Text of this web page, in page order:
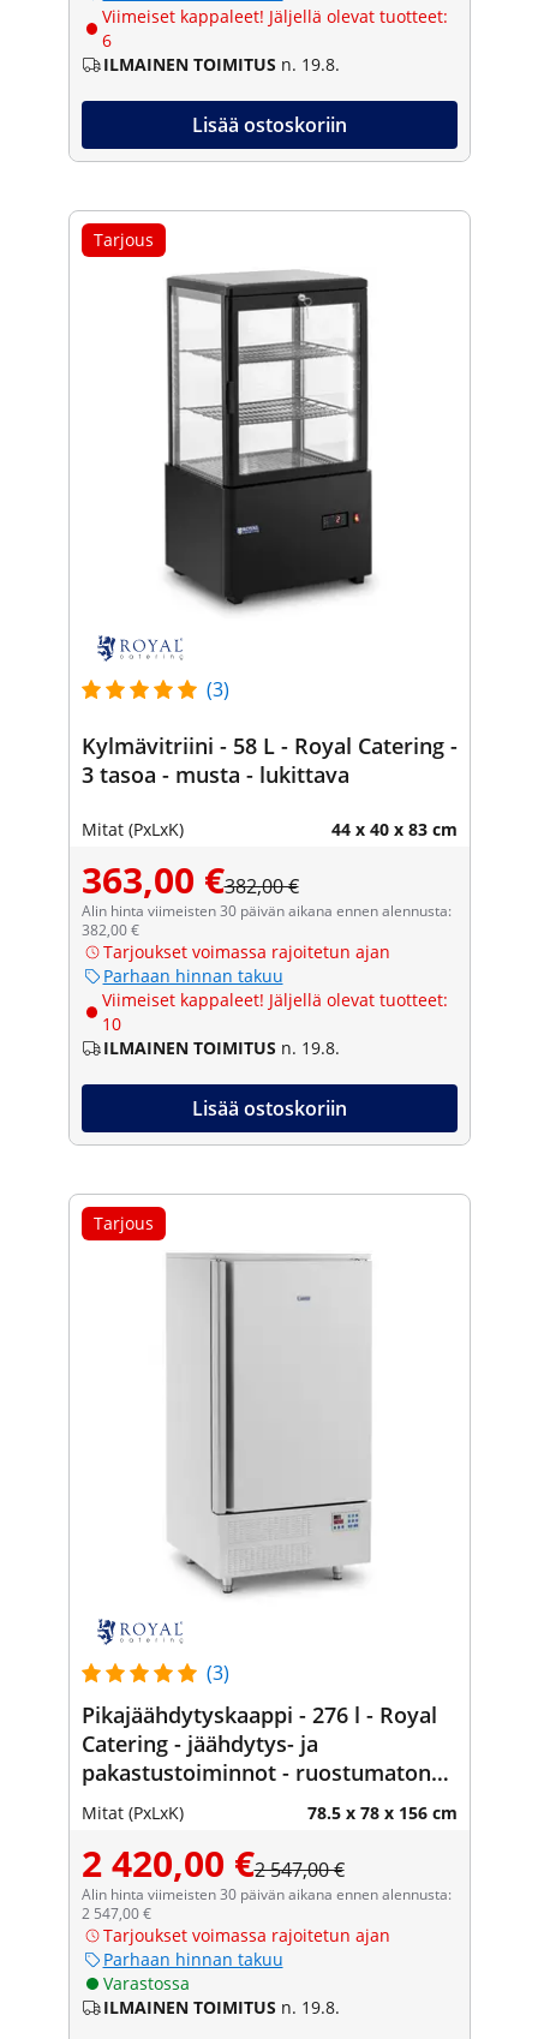
Viimeiset kappaleet! Jäljellä olevat tuotteet:
6
ILMAINEN TOIMITUS n. 19.8.
Lisää ostoskoriin
Tarjous
(3)
Kylmävitriini - 58 L - Royal Catering -
3 tasoa - musta - lukittava
Mitat (PxLxK) 44 x 40 x 83 cm
363,00 €382,00 €
Alin hinta viimeisten 30 päivän aikana ennen alennusta:
382,00 €
Tarjoukset voimassa rajoitetun ajan
Parhaan hinnan takuu
Viimeiset kappaleet! Jäljellä olevat tuotteet:
10
ILMAINEN TOIMITUS n. 19.8.
Lisää ostoskoriin
Tarjous
(3)
Pikajäähdytyskaappi - 276 l - Royal
Catering - jäähdytys- ja
pakastustoiminnot - ruostumaton
teräs
Mitat (PxLxK) 78.5 x 78 x 156 cm
2 420,00 €2 547,00 €
Alin hinta viimeisten 30 päivän aikana ennen alennusta:
2 547,00 €
Tarjoukset voimassa rajoitetun ajan
Parhaan hinnan takuu
Varastossa
ILMAINEN TOIMITUS n. 19.8.